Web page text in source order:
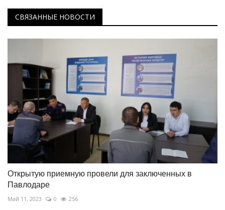
СВЯЗАННЫЕ НОВОСТИ
Открытую приемную провели для заключенных в
Павлодаре
Май 11, 2023 0 256